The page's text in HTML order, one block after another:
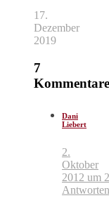
17.
Dezember
2019
7
Kommentare
Dani
Liebert
2.
Oktober
2012 um
Antworten